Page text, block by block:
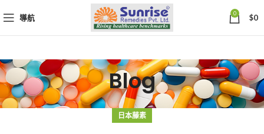
導航 0 $0
Blog
日本藤素